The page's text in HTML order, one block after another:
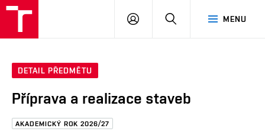
Brno
MENU
PŘIHLÁSIT
DETAIL PŘEDMĚTU
Příprava a realizace staveb
AKADEMICKÝ ROK 2026/27